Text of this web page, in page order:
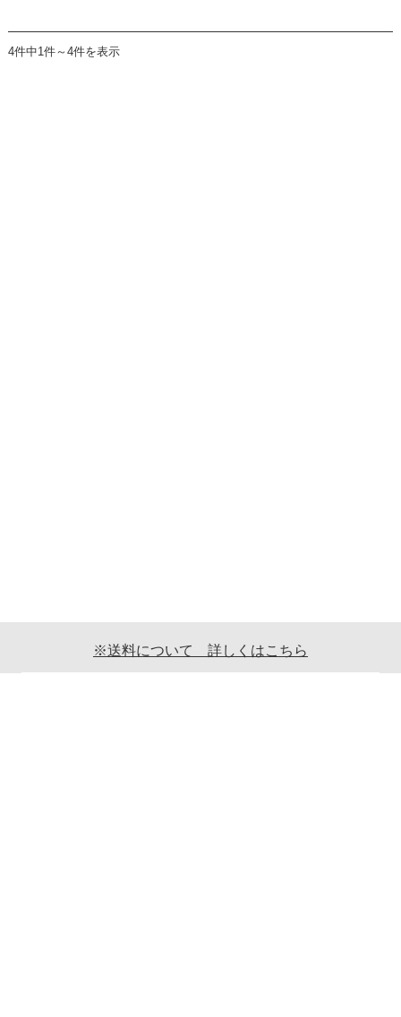
4件中1件～4件を表示
※送料について 詳しくはこちら